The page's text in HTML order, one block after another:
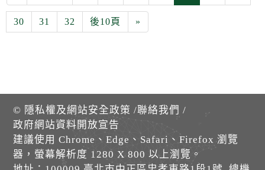
30 31 32 後10頁 »
© 隱私權及網站安全政策 /聯絡我們 /
政府網站資料開放宣告
建議使用 Chrome、Edge、Safari、Firefox 瀏覽
器，螢幕解析度 1280 X 800 以上瀏覽。